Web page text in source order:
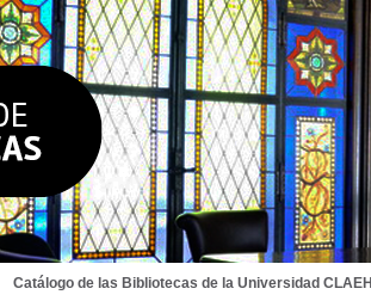
Catálogo de las Bibliotecas de la Universidad CLAEH